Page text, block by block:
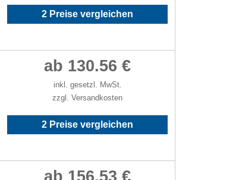
2 Preise vergleichen
ab 130.56 €
inkl. gesetzl. MwSt.
zzgl. Versandkosten
2 Preise vergleichen
ab 156.53 €